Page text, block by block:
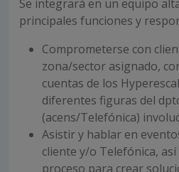
Se integrará en un equipo
principales funciones y
Comprometerse con
zona/sector asignado,
cuentas de los
diferentes figuras del
(acens/Telefónica)
Asistir y hablar en
cliente y/o Telefónica,
proceso para crear